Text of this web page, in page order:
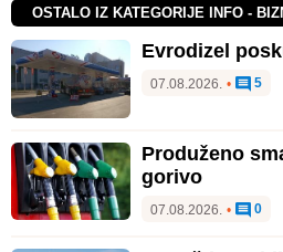
OSTALO IZ KATEGORIJE INFO -
Evrodizel
07.08.2026. • 5
Produženo
gorivo
07.08.2026. • 0